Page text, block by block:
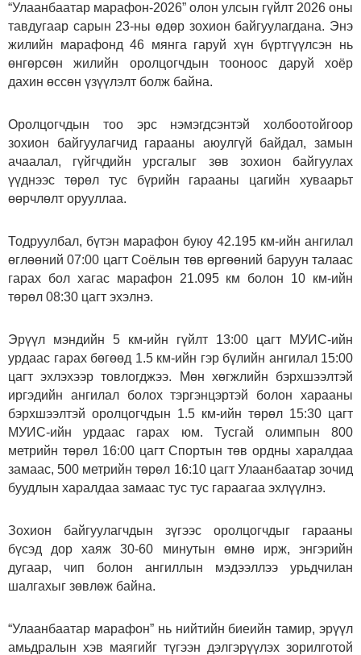
“Улаанбаатар марафон-2026” олон улсын гүйлт 2026 оны
тавдугаар сарын 23-ны өдөр зохион байгуулагдана. Энэ
жилийн марафонд 46 мянга гаруй хүн бүртгүүлсэн нь
өнгөрсөн жилийн оролцогчдын тооноос даруй хоёр
дахин өссөн үзүүлэлт болж байна.
Оролцогчдын тоо эрс нэмэгдсэнтэй холбоотойгоор
зохион байгуулагчид гарааны аюулгүй байдал, замын
ачаалал, гүйгчдийн урсгалыг зөв зохион байгуулах
үүднээс төрөл тус бүрийн гарааны цагийн хуваарьт
өөрчлөлт орууллаа.
Тодруулбал, бүтэн марафон буюу 42.195 км-ийн ангилал
өглөөний 07:00 цагт Соёлын төв өргөөний баруун талаас
гарах бол хагас марафон 21.095 км болон 10 км-ийн
төрөл 08:30 цагт эхэлнэ.
Эрүүл мэндийн 5 км-ийн гүйлт 13:00 цагт МУИС-ийн
урдаас гарах бөгөөд 1.5 км-ийн гэр бүлийн ангилал 15:00
цагт эхлэхээр товлогджээ. Мөн хөгжлийн бэрхшээлтэй
иргэдийн ангилал болох тэргэнцэртэй болон харааны
бэрхшээлтэй оролцогчдын 1.5 км-ийн төрөл 15:30 цагт
МУИС-ийн урдаас гарах юм. Тусгай олимпын 800
метрийн төрөл 16:00 цагт Спортын төв ордны харалдаа
замаас, 500 метрийн төрөл 16:10 цагт Улаанбаатар зочид
буудлын харалдаа замаас тус тус гараагаа эхлүүлнэ.
Зохион байгуулагчдын зүгээс оролцогчдыг гарааны
бүсэд дор хаяж 30-60 минутын өмнө ирж, энгэрийн
дугаар, чип болон ангиллын мэдээллээ урьдчилан
шалгахыг зөвлөж байна.
“Улаанбаатар марафон” нь нийтийн биеийн тамир, эрүүл
амьдралын хэв маягийг түгээн дэлгэрүүлэх зорилготой